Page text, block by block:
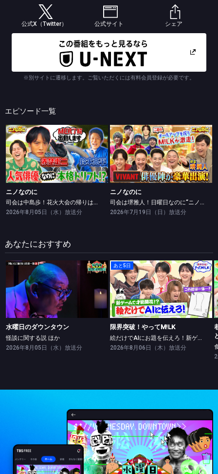
公式X（Twitter） 公式サイト シェア
※別サイトに遷移します。ご覧いただくには有料会員登録が必要です。
エピソード一覧
ニノなのに
司会は中島歩！花火大会の帰りは何が一番早い？
ニノなのに
司会は中島歩！花火大会の帰りは何が一番早い？
2026年8月05日（水）放送分
ニノなのに
司会は堺雅人！日曜日なのに“ニノなのに”！VIVANTコラボSP
ニノなのに
司会は堺雅人！日曜日なのに“ニノなのに”！VIVANTコラボSP
2026年7月19日（日）放送分
あなたにおすすめ
水曜日のダウンタウン
怪談に関する説 ほか
水曜日のダウンタウン
怪談に関する説 ほか
2026年8月05日（水）放送分
あと5日
限界突破！やってM!LK
限界突破！やってM!LK
絵だけでAIにお題を伝えろ！新ゲームで絵の才能開花！？
2026年8月06日（木）放送分